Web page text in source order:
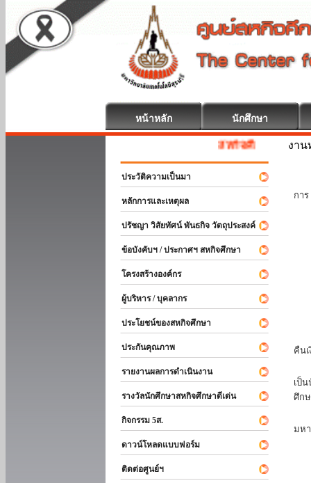
หน้าหลัก นักศึกษา
สหกิจศึกษา ยินดีต้อนรับ
ประวัติความเป็นมา
หลักการและเหตุผล
ปรัชญา วิสัยทัศน์ พันธกิจ วัตถุประสงค์
ข้อบังคับฯ / ประกาศฯ สหกิจศึกษา
โครงสร้างองค์กร
ผู้บริหาร / บุคลากร
ประโยชน์ของสหกิจศึกษา
ประกันคุณภาพ
รายงานผลการดำเนินงาน
รางวัลนักศึกษาสหกิจศึกษาดีเด่น
กิจกรรม 5ส.
ดาวน์โหลดแบบฟอร์ม
ติดต่อศูนย์ฯ
งา
กา
คืน
เป็
ศึก
มห